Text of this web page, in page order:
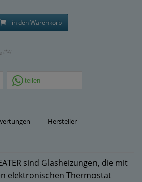
in den Warenkorb
[*2]
teilen
Hersteller
sind Glasheizungen, die mit
elektronischen Thermostat